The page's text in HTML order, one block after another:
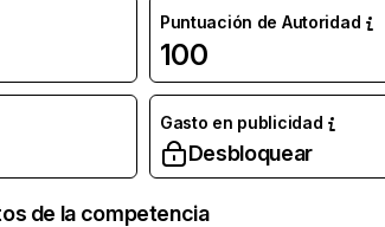
Puntuación de Autoridad
100
Gasto en publicidad
Desbloquear
de la competencia